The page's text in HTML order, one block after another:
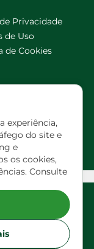
experiência,
do site e
e
os cookies,
Consulte
Privacidade
de Uso
de Cookies